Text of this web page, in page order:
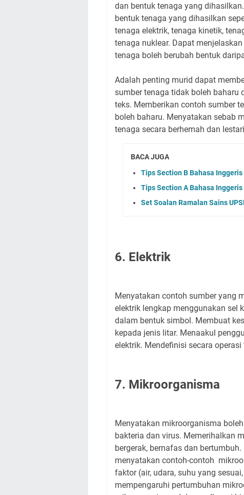
dan bentuk tenaga yang
bentuk tenaga yang dihasilkan
tenaga elektrik, tenaga kinetik,
tenaga nuklear. Dapat
tenaga boleh berubah bentuk
Adalah penting murid dapat
sumber tenaga tidak boleh baharu
teks. Memberikan contoh sumber
boleh baharu. Menyatakan sebab
tenaga secara berhemah dan
BACA JUGA
Tips Section B Bahasa
Tips Section A Bahasa
Set Soalan Ramalan Sains
6. Elektrik
Menyatakan contoh sumber yang
elektrik lengkap menggunakan sel
dalam bentuk simbol. Membuat
kepada jenis litar. Menaakul
elektrik. Mendefinisi secara
7. Mikroorganisma
Menyatakan mikroorganisma
bakteria dan virus. Memerihalkan
bergerak, bernafas dan
menyatakan contoh-contoh
faktor (air, udara, suhu yang
mempengaruhi pertumbuhan